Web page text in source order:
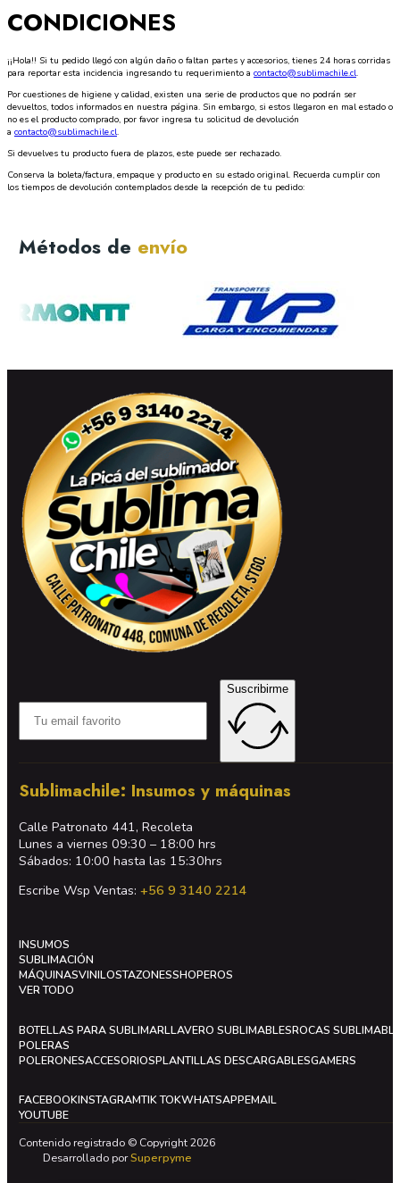
CONDICIONES
¡¡Hola!! Si tu pedido llegó con algún daño o faltan partes y accesorios, tienes 24 horas corridas
para reportar esta incidencia ingresando tu requerimiento a contacto@sublimachile.cl.
Por cuestiones de higiene y calidad, existen una serie de productos que no podrán ser
devueltos, todos informados en nuestra página. Sin embargo, si estos llegaron en mal estado o
no es el producto comprado, por favor ingresa tu solicitud de devolución
a contacto@sublimachile.cl.
Si devuelves tu producto fuera de plazos, este puede ser rechazado.
Conserva la boleta/factura, empaque y producto en su estado original. Recuerda cumplir con
los tiempos de devolución contemplados desde la recepción de tu pedido:
Métodos de envío
Suscribirme
Sublimachile: Insumos y máquinas
Calle Patronato 441, Recoleta
Lunes a viernes 09:30 – 18:00 hrs
Sábados: 10:00 hasta las 15:30hrs
Escribe Wsp Ventas:+56 9 3140 2214
INSUMOS
SUBLIMACIÓN
MÁQUINASVINILOSTAZONESSHOPEROS
VER TODO
BOTELLAS PARA SUBLIMARLLAVERO SUBLIMABLESROCAS
POLERAS
POLERONESACCESORIOSPLANTILLAS DESCARGABLESGAMERS
FACEBOOKINSTAGRAMTIK TOKWHATSAPPEMAIL
YOUTUBE
Contenido registrado © Copyright 2026
Desarrollado porSuperpyme